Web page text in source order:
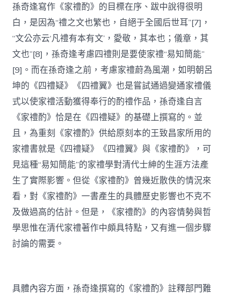
孫奇逢寫作《家禮酌》的目標在序、跋中說得很明
白，是因為“禮之文也繁也，自絕于全國后世耳”[7]，
“文公亦云‘凡禮有本有文’，愛敬，其本也；儀章，其
文也”[8]，孫奇逢考慮四禮則是要使家禮“易知簡能”
[9]。而在孫奇逢之前，考慮家禮蔚為風潮，如明朝呂
坤的《四禮疑》《四禮翼》也是嘗試通過變通家禮儀
式以使家禮活動獲得奉行的酌禮作品，孫奇逢自言
《家禮酌》恰是在《四禮疑》的基礎上撰寫的。並
且，為重刻《家禮酌》供給原刻本的王致昌家所用的
家禮書就是《四禮疑》《四禮翼》與《家禮酌》，可
見這種“易知簡能”的家禮學對清代士紳的生涯方法產
生了實際影響。但從《家禮酌》曾幾近散佚的情況來
看，對《家禮酌》一書產生的具體歷史影響也不克不
及做過高的估計。但是，《家禮酌》的內容情勢與哲
學思惟在清代家禮著作中頗具特點，又有進一個步驟
討論的需要。
具體內容方面，孫奇逢撰寫的《家禮酌》註釋部門難